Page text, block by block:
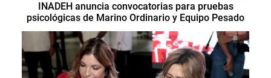
INADEH anuncia convocatorias para pruebas
psicológicas de Marino Ordinario y Equipo Pesado